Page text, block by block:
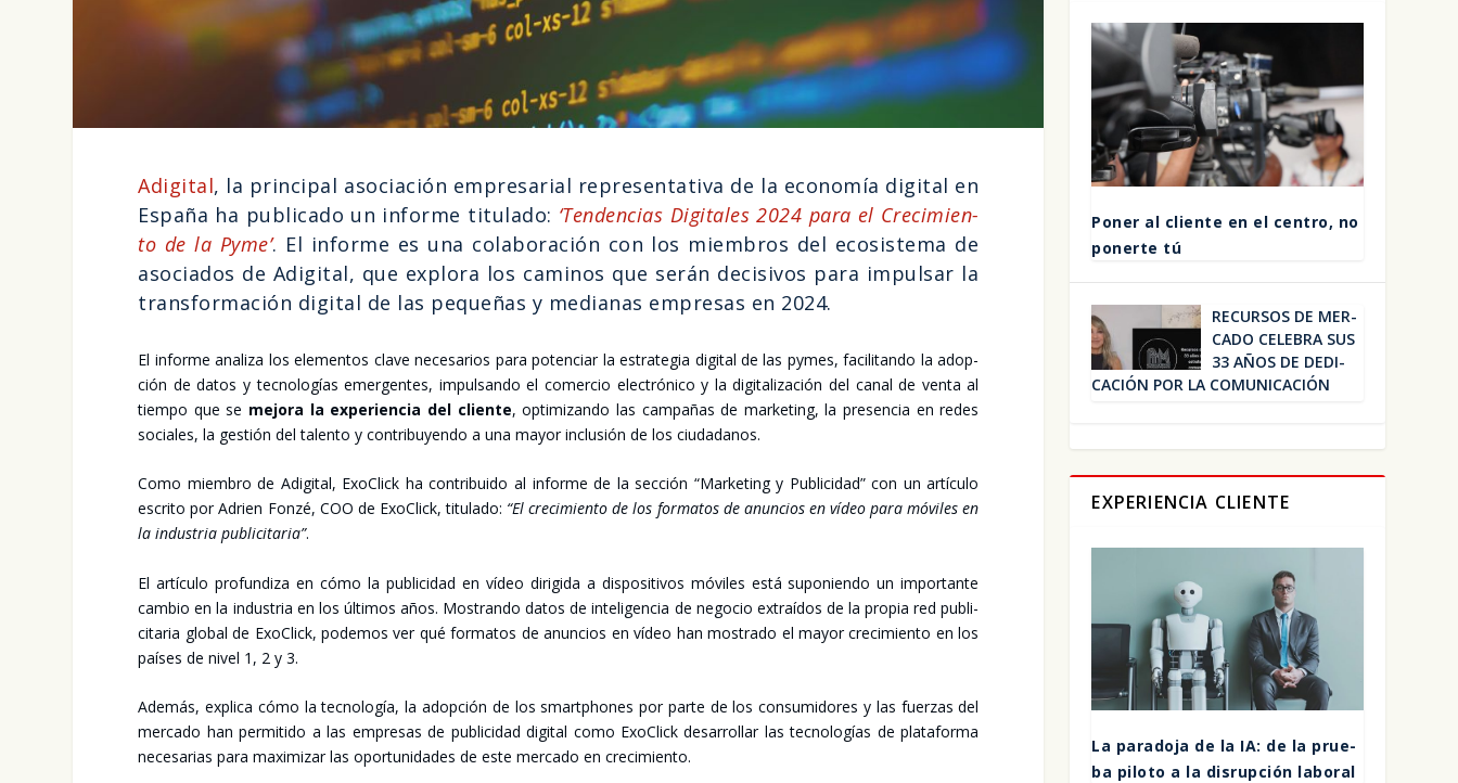
Adi­gi­tal, la prin­ci­pal aso­cia­ción empre­sa­rial repre­sen­ta­ti­va de la eco­no­mía digi­tal en
Espa­ña ha publi­ca­do un infor­me titu­la­do: ‘Ten­den­cias Digi­ta­les 2024 para el Cre­ci­mien­
to de la Pyme’. El infor­me es una cola­bo­ra­ción con los miem­bros del eco­sis­te­ma de
aso­cia­dos de Adi­gi­tal, que explo­ra los cami­nos que serán deci­si­vos para impul­sar la
trans­for­ma­ción digi­tal de las peque­ñas y media­nas empre­sas en 2024.
El infor­me ana­li­za los ele­men­tos cla­ve nece­sa­rios para poten­ciar la estra­te­gia digi­tal de las pymes, faci­li­tan­do la adop­
ción de datos y tec­no­lo­gías emer­gen­tes, impul­san­do el comer­cio elec­tró­ni­co y la digi­ta­li­za­ción del canal de ven­ta al
tiem­po que se mejo­ra la expe­rien­cia del clien­te, opti­mi­zan­do las cam­pa­ñas de mar­ke­ting, la pre­sen­cia en redes
socia­les, la ges­tión del talen­to y con­tri­bu­yen­do a una mayor inclu­sión de los ciu­da­da­nos.
Como miem­bro de Adi­gi­tal, ExoClick ha con­tri­bui­do al infor­me de la sec­ción “Mar­ke­ting y Publi­ci­dad” con un artícu­lo
escri­to por Adrien Fon­zé, COO de ExoClick, titu­la­do: “El cre­ci­mien­to de los for­ma­tos de anun­cios en vídeo para móvi­les en
la indus­tria publi­ci­ta­ria”.
El artícu­lo pro­fun­di­za en cómo la publi­ci­dad en vídeo diri­gi­da a dis­po­si­ti­vos móvi­les está supo­nien­do un impor­tan­te
cam­bio en la indus­tria en los últi­mos años. Mos­tran­do datos de inte­li­gen­cia de nego­cio extraí­dos de la pro­pia red publi­
ci­ta­ria glo­bal de ExoClick, pode­mos ver qué for­ma­tos de anun­cios en vídeo han mos­tra­do el mayor cre­ci­mien­to en los
paí­ses de nivel 1, 2 y 3.
Ade­más, expli­ca cómo la tec­no­lo­gía, la adop­ción de los smartpho­nes por par­te de los con­su­mi­do­res y las fuer­zas del
mer­ca­do han per­mi­ti­do a las empre­sas de publi­ci­dad digi­tal como ExoClick desa­rro­llar las tec­no­lo­gías de pla­ta­for­ma
nece­sa­rias para maxi­mi­zar las opor­tu­ni­da­des de este mer­ca­do en cre­ci­mien­to.
Poner al clien­te en el cen­tro, no
poner­te tú
RECUR­SOS DE MER­
CA­DO CELE­BRA SUS
33 AÑOS DE DEDI­
CA­CIÓN POR LA COMU­NI­CA­CIÓN
EXPERIENCIA CLIENTE
La para­do­ja de la IA: de la prue­
ba pilo­to a la dis­rup­ción labo­ral